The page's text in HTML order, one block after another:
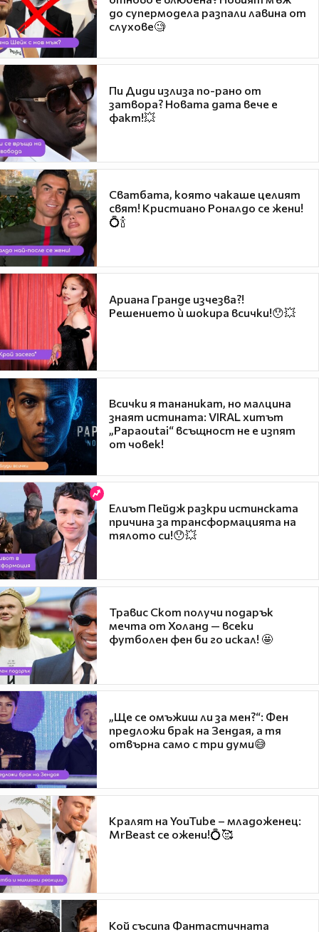
до супермодела разпали лавина от
слухове🧐
Пи Диди излиза по-рано от
затвора? Новата дата вече е
факт!💥
Сватбата, която чакаше целият
свят! Кристиано Роналдо се жени!
💍🍾
Ариана Гранде изчезва?!
Решението ѝ шокира всички!😯💥
Всички я тананикат, но малцина
знаят истината: VIRAL хитът
„Papaoutai“ всъщност не е изпят
от човек!
Елиът Пейдж разкри истинската
причина за трансформацията на
тялото си!😯💥
Травис Скот получи подарък
мечта от Холанд — всеки
футболен фен би го искал! 🤩
„Ще се омъжиш ли за мен?“: Фен
предложи брак на Зендая, а тя
отвърна само с три думи😅
Кралят на YouTube – младоженец:
MrBeast се ожени!💍🥰
Кой съсипа Фантастичната